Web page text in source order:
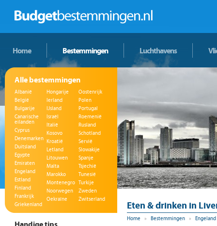
Home Bestemmingen Luchthavens
Alle bestemmingen
Albanië
België
Bulgarije
Canarische
eilanden
Cyprus
Denemarken
Duitsland
Egypte
Emiraten
Engeland
Estland
Finland
Frankrijk
Griekenland
Hongarije
Ierland
IJsland
Israël
Italië
Kosovo
Kroatië
Letland
Litouwen
Malta
Marokko
Montenegro
Noorwegen
Oekraïne
Oostenrijk
Polen
Portugal
Roemenië
Rusland
Schotland
Servië
Slowakije
Spanje
Tsjechië
Tunesië
Turkije
Zweden
Zwitserland
Handige tips
Eten & drinken in
Home » Bestemmingen » Engeland